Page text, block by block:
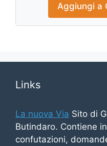
Aggiungi a
Links
La nuova Via Sito di
Butindaro. Contiene
confutazioni,